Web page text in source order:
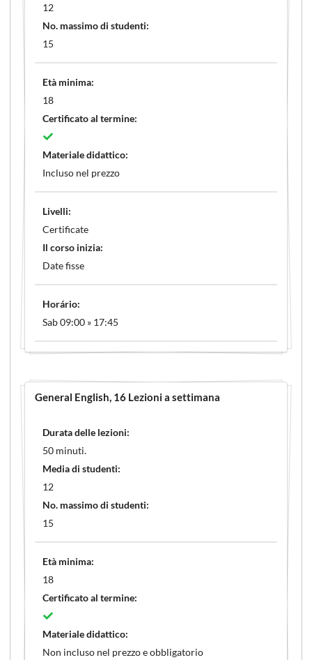
12
No. massimo di studenti:
15
Età minima:
18
Certificato al termine:
Materiale didattico:
Incluso nel prezzo
Livelli:
Certificate
Il corso inizia:
Date fisse
Horário:
Sab 09:00 » 17:45
General English , 16 Lezioni a settimana
Durata delle lezioni:
50 minuti.
Media di studenti:
12
No. massimo di studenti:
15
Età minima:
18
Certificato al termine:
Materiale didattico:
Non incluso nel prezzo e obbligatorio